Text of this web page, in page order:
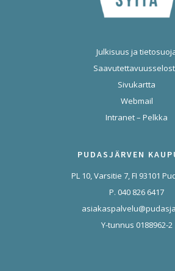
Julkisuus ja
Sivukartta
Webmail
Intranet – Pelkka
PUDASJÄRVEN
PL 10, Varsitie 7, FI 93101
P. 040 826 6417
Y-tunnus 0188962-2